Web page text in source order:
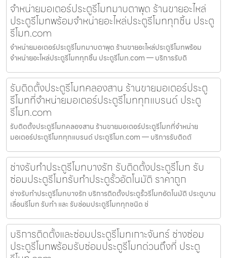
จำหน่ายมอเตอร์ประตูรีโมทมาบตาพุด ร้านขายอะไหล่
ประตูรีโมทพร้อมจำหน่ายอะไหล่ประตูรีโมททุกชิ้น ประตู
รีโมท.com
จำหน่ายมอเตอร์ประตูรีโมทมาบตาพุด ร้านขายอะไหล่ประตูรีโมทพร้อม
จำหน่ายอะไหล่ประตูรีโมททุกชิ้น ประตูรีโมท.com — บริการรับติ
รับติดตั้งประตูรีโมทคลองสาน ร้านขายมอเตอร์ประตู
รีโมทที่จำหน่ายมอเตอร์ประตูรีโมททุกแบรนด์ ประตู
รีโมท.com
รับติดตั้งประตูรีโมทคลองสาน ร้านขายมอเตอร์ประตูรีโมทที่จำหน่าย
มอเตอร์ประตูรีโมททุกแบรนด์ ประตูรีโมท.com — บริการรับติดตั
ช่างรับทำประตูรีโมทบางรัก รับติดตั้งประตูรีโมท รับ
ซ่อมประตูรีโมทรับทำประตูรั้วอัตโนมัติ ราคาถูก
ช่างรับทำประตูรีโมทบางรัก บริการติดตั้งประตูรั้วรีโมทอัตโนมัติ ประตูบาน
เลื่อนรีโมท รับทำ และ รับซ่อมประตูรีโมททุกชนิด ช่
บริการติดตั้งและซ่อมประตูรีโมทเกาะจันทร์ ช่างซ่อม
ประตูรีโมทพร้อมรับซ่อมประตูรีโมทด่วนถึงที่ ประตู